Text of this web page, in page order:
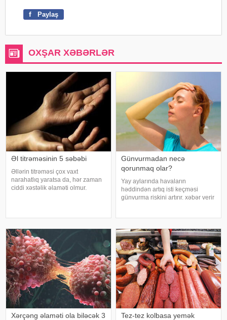
f Paylaş
OXŞAR XƏBƏRLƏR
Əl titrəməsinin 5 səbəbi
Əllərin titrəməsi çox vaxt
narahatlıq yaratsa da, hər zaman
ciddi xəstəlik əlaməti olmur.
qalxa bilər. Fransız mətbuatın
Günvurmadan necə
qorunmaq olar?
Yay aylarında havaların
həddindən artıq isti keçməsi
günvurma riskini artırır. xəbər verir
diqqətli olmalıdırlar.
Günvurmadan qorunma
Xərçəng əlaməti ola biləcək 3
Tez-tez kolbasa yemək